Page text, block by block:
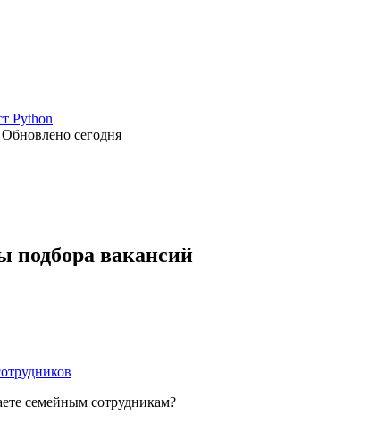
Python
Обновлено сегодня
вакансий
семейным сотрудникам?